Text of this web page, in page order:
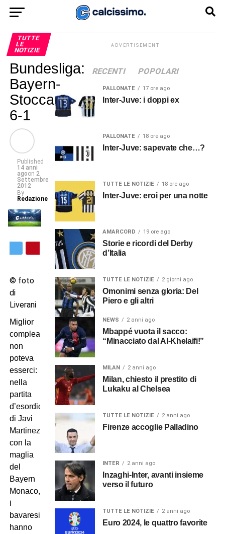
TUTTE
LE
NOTIZIE
Bundesliga:
Bayern-
Stoccarda
6-1
Published
14 anni
agoon 2
Settembre
2012
By
Redazione
© foto
di
Liverani
Miglior
compleanno
non
poteva
esserci:
nella
partita
d’esordio
di Javi
Martinez
con la
maglia
del
Bayern
Monaco,
i
bavaresi
hanno
ADVERTISEMENT
RECENTI POPOLARI
PALLONATE 17 ore ago
Inter-Juve: i doppi ex
PALLONATE 18 ore ago
Inter-Juve: sapevate che…?
TUTTE LE NOTIZIE 18 ore ago
Inter-Juve: eroi per una notte
AMARCORD 19 ore ago
Storie e ricordi del Derby
d’Italia
TUTTE LE NOTIZIE 2 giorni ago
Omonimi senza gloria: Del
Piero e gli altri
NEWS 2 anni ago
Mbappé vuota il sacco:
“Minacciato dal Al-Khelaifi!”
MILAN 2 anni ago
Milan, chiesto il prestito di
Lukaku al Chelsea
TUTTE LE NOTIZIE 2 anni ago
Firenze accoglie Palladino
INTER 2 anni ago
Inzaghi-Inter, avanti insieme
verso il futuro
TUTTE LE NOTIZIE 2 anni ago
Euro 2024, le quattro favorite